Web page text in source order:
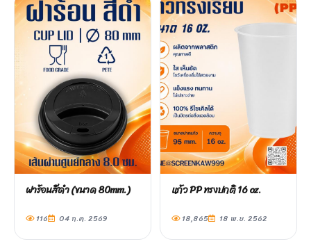
ฝาร้อนสีดำ (ขนาด 80mm.)
116 04 ก.ค. 2569
แก้ว PP ทรงปกติ 16 oz.
18,865 18 พ.ย. 2562